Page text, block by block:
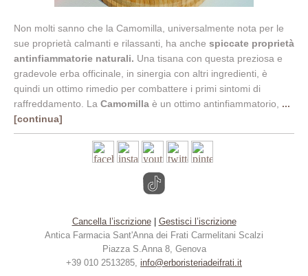
Non molti sanno che la Camomilla, universalmente nota per le
sue proprietà calmanti e rilassanti, ha anche spiccate proprietà
antinfiammatorie naturali. Una tisana con questa preziosa e
gradevole erba officinale, in sinergia con altri ingredienti, è
quindi un ottimo rimedio per combattere i primi sintomi di
raffreddamento. La Camomilla è un ottimo antinfiammatorio, ...
[continua]
Cancella l’iscrizione| Gestisci l’iscrizione
Antica Farmacia Sant'Anna dei Frati Carmelitani Scalzi
Piazza S.Anna 8, Genova
+39 010 2513285, info@erboristeriadeifrati.it